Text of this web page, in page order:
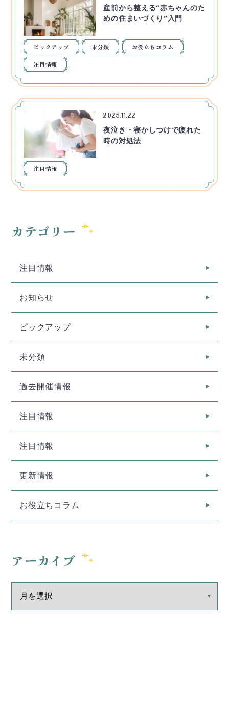
産前から整える“赤ちゃんのた
めの住まいづくり”入門
ピックアップ 未分類 お役立ちコラム
注目情報
2025.11.22
夜泣き・寝かしつけで疲れた
時の対処法
注目情報
カテゴリー
注目情報
お知らせ
ピックアップ
未分類
過去開催情報
注目情報
注目情報
更新情報
お役立ちコラム
アーカイブ